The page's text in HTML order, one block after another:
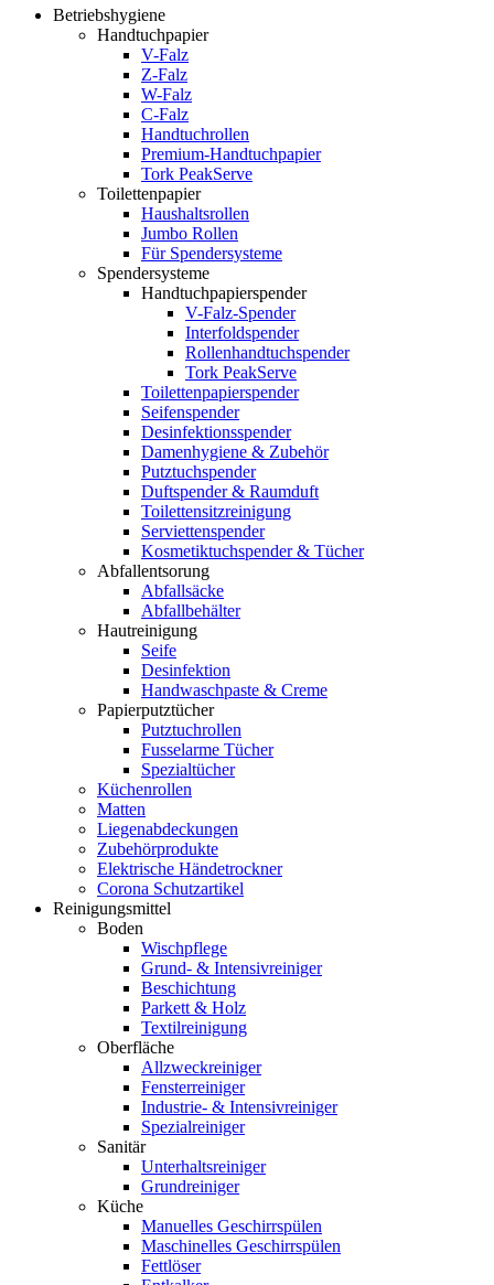
Betriebshygiene
Handtuchpapier
V-Falz
Z-Falz
W-Falz
C-Falz
Handtuchrollen
Premium-Handtuchpapier
Tork PeakServe
Toilettenpapier
Haushaltsrollen
Jumbo Rollen
Für Spendersysteme
Spendersysteme
Handtuchpapierspender
V-Falz-Spender
Interfoldspender
Rollenhandtuchspender
Tork PeakServe
Toilettenpapierspender
Seifenspender
Desinfektionsspender
Damenhygiene & Zubehör
Putztuchspender
Duftspender & Raumduft
Toilettensitzreinigung
Serviettenspender
Kosmetiktuchspender & Tücher
Abfallentsorung
Abfallsäcke
Abfallbehälter
Hautreinigung
Seife
Desinfektion
Handwaschpaste & Creme
Papierputztücher
Putztuchrollen
Fusselarme Tücher
Spezialtücher
Küchenrollen
Matten
Liegenabdeckungen
Zubehörprodukte
Elektrische Händetrockner
Corona Schutzartikel
Reinigungsmittel
Boden
Wischpflege
Grund- & Intensivreiniger
Beschichtung
Parkett & Holz
Textilreinigung
Oberfläche
Allzweckreiniger
Fensterreiniger
Industrie- & Intensivreiniger
Spezialreiniger
Sanitär
Unterhaltsreiniger
Grundreiniger
Küche
Manuelles Geschirrspülen
Maschinelles Geschirrspülen
Fettlöser